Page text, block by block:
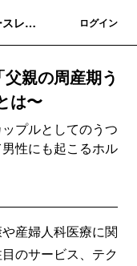
レタ
ログイン
父親の周産期う
は〜
プルとしてのうつ
性にも起こるホル
産婦人科医療に関
のサービス、テク